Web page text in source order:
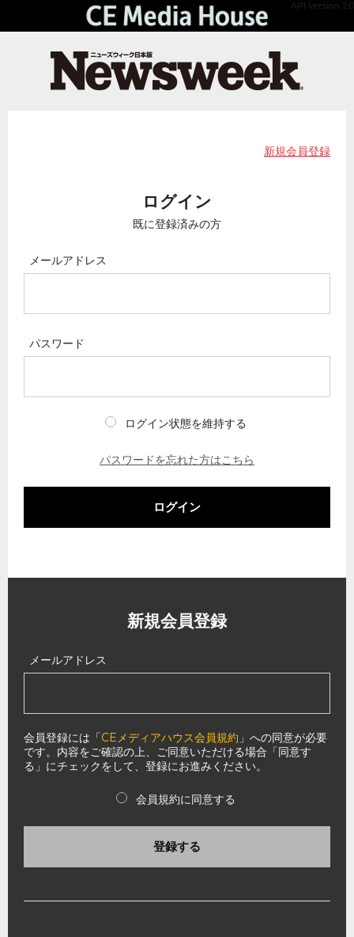
API Version 2.0
新規会員登録
ログイン
既に登録済みの方
メールアドレス
パスワード
ログイン状態を維持する
パスワードを忘れた方はこちら
ログイン
新規会員登録
メールアドレス
会員登録には「CEメディアハウス会員規約 」への同意が必要
です。内容をご確認の上、ご同意いただける場合「同意す
る」にチェックをして、登録にお進みください。
会員規約に同意する
登録する